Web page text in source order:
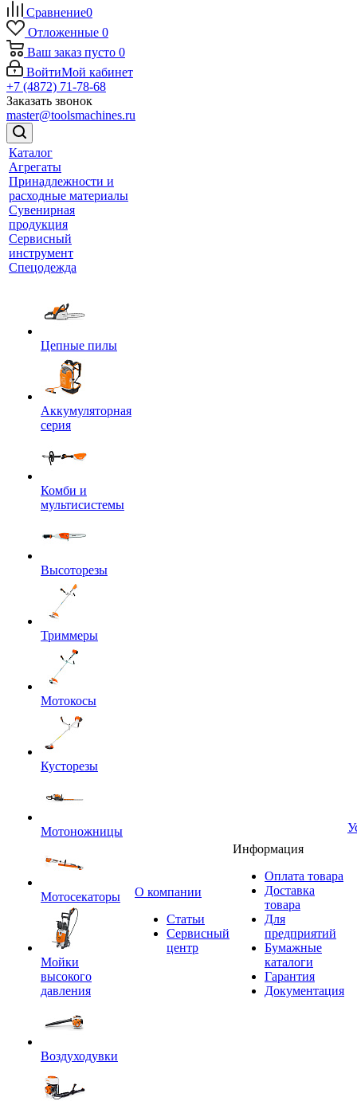
Сравнение0
Отложенные 0
Ваш заказ пусто 0
ВойтиМой кабинет
+7 (4872) 71-78-68
Заказать звонок
master@toolsmachines.ru
Каталог
Агрегаты
Принадлежности и
расходные материалы
Сувенирная
продукция
Сервисный
инструмент
Спецодежда
Цепные пилы
Аккумуляторная
серия
Комби и
мультисистемы
Высоторезы
Триммеры
Мотокосы
Кусторезы
Мотоножницы
Мотосекаторы
Мойки
высокого
давления
Воздуходувки
O компании
Статьи
Сервисный
центр
Информация
Оплата товара
Доставка
товара
Для
предприятий
Бумажные
каталоги
Гарантия
Документация